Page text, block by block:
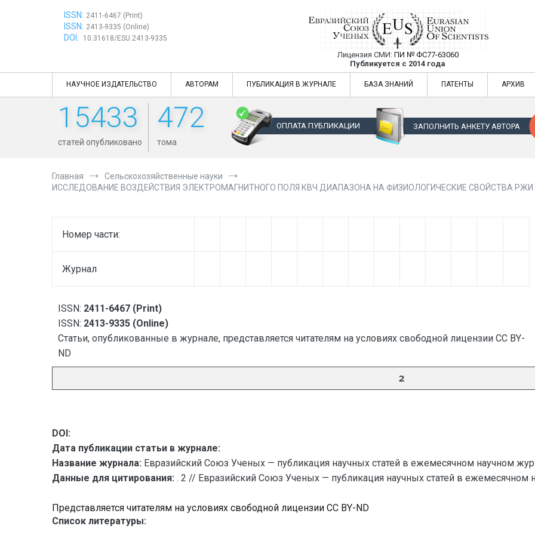
ISSN: 2411-6467 (Print)
ISSN: 2413-9335 (Online)
DOI: 10.31618/ESU.2413-9335
Евразийский Союз Ученых —
Лицензия СМИ: ПИ № ФС77-63060
Публикуется с 2014 года
Евразийский Союз Ученых — публикация научных статей в
НАУЧНОЕ ИЗДАТЕЛЬСТВО АВТОРАМ ПУБЛИКАЦИЯ В ЖУРНАЛЕ БАЗА ЗНАНИЙ ПАТЕНТЫ АРХИВ
15433
статей опубликовано
472
тома
ОПЛАТА ПУБЛИКАЦИИ ЗАПОЛНИТЬ АНКЕТУ АВТОРА
Главная
Сельскохозяйственные науки
ИССЛЕДОВАНИЕ ВОЗДЕЙСТВИЯ ЭЛЕКТРОМАГНИТНОГО ПОЛЯ КВЧ ДИАПАЗОНА НА ФИЗИОЛОГИЧЕСКИЕ СВОЙСТВА РЖИ
Номер части:
Журнал
ISSN: 2411-6467 (Print)
ISSN: 2413-9335 (Online)
Статьи, опубликованные в журнале, представляется читателям на условиях свободной лицензии CC BY-
ND
2
DOI:
Дата публикации статьи в журнале:
Название журнала: Евразийский Союз Ученых — публикация научных статей в ежемесячном научном
Данные для цитирования: . 2 // Евразийский Союз Ученых — публикация научных статей в ежемесячном
Представляется читателям на условиях свободной лицензии CC BY-ND
Список литературы: